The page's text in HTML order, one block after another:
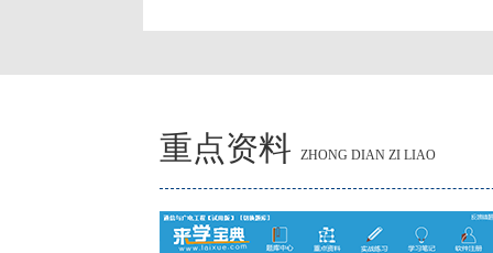
重点资料 ZHONG DIAN ZI LIAO